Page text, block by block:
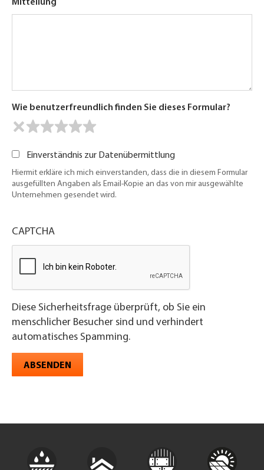
Mitteilung
Wie benutzerfreundlich finden Sie dieses Formular?
Einverständnis zur Datenübermittlung
Hiermit erkläre ich mich einverstanden, dass die in diesem Formular
ausgefüllten Angaben als Email-Kopie an das von mir ausgewählte
Unternehmen gesendet wird.
CAPTCHA
Diese Sicherheitsfrage überprüft, ob Sie ein
menschlicher Besucher sind und verhindert
automatisches Spamming.
ABSENDEN